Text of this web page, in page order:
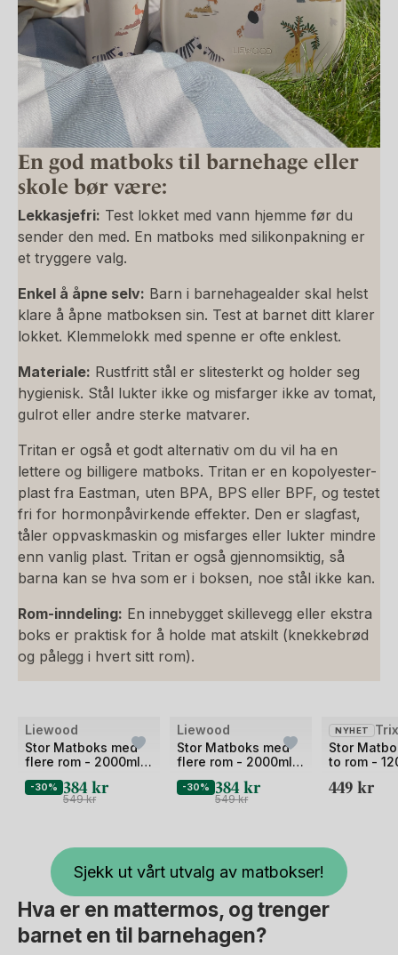
En god matboks til barnehage eller
skole bør være:
Lekkasjefri: Test lokket med vann hjemme før du
sender den med. En matboks med silikonpakning er
et tryggere valg.
Enkel å åpne selv: Barn i barnehagealder skal helst
klare å åpne matboksen sin. Test at barnet ditt klarer
lokket. Klemmelokk med spenne er ofte enklest.
Materiale: Rustfritt stål er slitesterkt og holder seg
hygienisk. Stål lukter ikke og misfarger ikke av tomat,
gulrot eller andre sterke matvarer.
Tritan er også et godt alternativ om du vil ha en
lettere og billigere matboks. Tritan er en kopolyester-
plast fra Eastman, uten BPA, BPS eller BPF, og testet
fri for hormonpåvirkende effekter. Den er slagfast,
tåler oppvaskmaskin og misfarges eller lukter mindre
enn vanlig plast. Tritan er også gjennomsiktig, så
barna kan se hva som er i boksen, noe stål ikke kan.
Rom-inndeling: En innebygget skillevegg eller ekstra
boks er praktisk for å holde mat atskilt (knekkebrød
og pålegg i hvert sitt rom).
Liewood
Stor Matboks med
flere rom - 2000ml -
-30% 384kr
549kr
Liewood
Stor Matboks med
flere rom - 2000ml -
-30% 384kr
549kr
NYHET
Stor
to rom -
449kr
Sjekk ut vårt utvalg av matbokser!
Hva er en mattermos, og trenger
barnet en til barnehagen?